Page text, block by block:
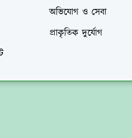
অভিযোগ ও সেবা
প্রাকৃতিক দুর্যোগ